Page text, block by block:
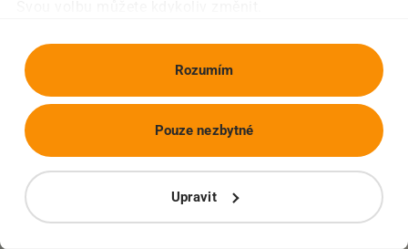
Rozumím
Upravit
Pouze nezbytné